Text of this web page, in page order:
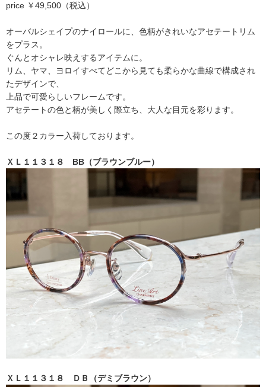
price ￥49,500（税込）
オーバルシェイプのナイロールに、色柄がきれいなアセテートリム
をプラス。
ぐんとオシャレ映えするアイテムに。
リム、ヤマ、ヨロイすべてどこから見ても柔らかな曲線で構成され
たデザインで、
上品で可愛らしいフレームです。
アセテートの色と柄が美しく際立ち、大人な目元を彩ります。
この度２カラー入荷しております。
ＸＬ１１３１８ BB（ブラウンブルー）
ＸＬ１１３１８ ＤＢ（デミブラウン）